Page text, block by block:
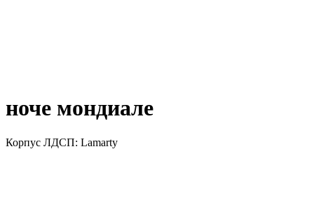
ноче мондиале
Корпус ЛДСП: Lamarty